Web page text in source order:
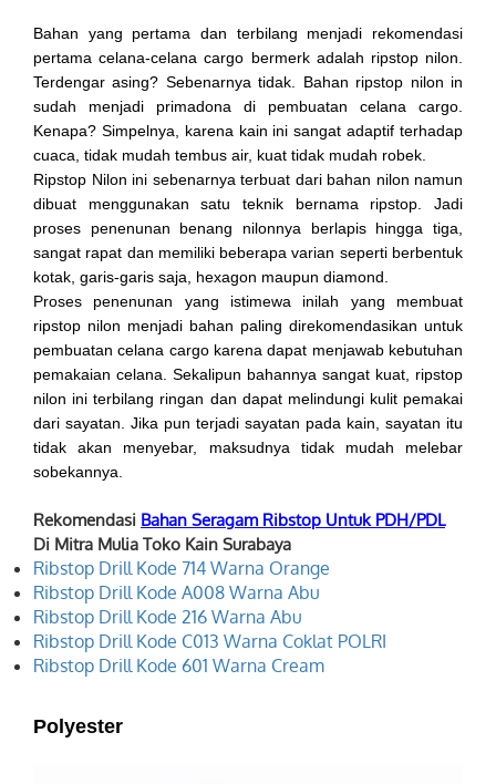
Bahan yang pertama dan terbilang menjadi rekomendasi
pertama celana-celana cargo bermerk adalah ripstop nilon.
Terdengar asing? Sebenarnya tidak. Bahan ripstop nilon in
sudah menjadi primadona di pembuatan celana cargo.
Kenapa? Simpelnya, karena kain ini sangat adaptif terhadap
cuaca, tidak mudah tembus air, kuat tidak mudah robek.
Ripstop Nilon ini sebenarnya terbuat dari bahan nilon namun
dibuat menggunakan satu teknik bernama ripstop. Jadi
proses penenunan benang nilonnya berlapis hingga tiga,
sangat rapat dan memiliki beberapa varian seperti berbentuk
kotak, garis-garis saja, hexagon maupun diamond.
Proses penenunan yang istimewa inilah yang membuat
ripstop nilon menjadi bahan paling direkomendasikan untuk
pembuatan celana cargo karena dapat menjawab kebutuhan
pemakaian celana. Sekalipun bahannya sangat kuat, ripstop
nilon ini terbilang ringan dan dapat melindungi kulit pemakai
dari sayatan. Jika pun terjadi sayatan pada kain, sayatan itu
tidak akan menyebar, maksudnya tidak mudah melebar
sobekannya.
Rekomendasi Bahan Seragam Ribstop Untuk PDH/PDL
Di Mitra Mulia Toko Kain Surabaya
Ribstop Drill Kode 714 Warna Orange
Ribstop Drill Kode A008 Warna Abu
Ribstop Drill Kode 216 Warna Abu
Ribstop Drill Kode C013 Warna Coklat POLRI
Ribstop Drill Kode 601 Warna Cream
Polyester